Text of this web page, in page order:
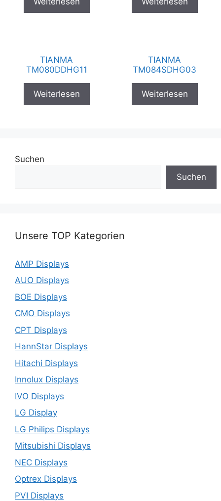
TIANMA
TM080DDHG11
Weiterlesen
TIANMA
TM084SDHG03
Weiterlesen
Suchen
Suchen
Unsere TOP Kategorien
AMP Displays
AUO Displays
BOE Displays
CMO Displays
CPT Displays
HannStar Displays
Hitachi Displays
Innolux Displays
IVO Displays
LG Display
LG Philips Displays
Mitsubishi Displays
NEC Displays
Optrex Displays
PVI Displays